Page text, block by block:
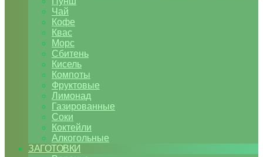
Чай
Кофе
Квас
Морс
Сбитень
Кисель
Компоты
Фруктовые
Лимонад
Газированные
Соки
Коктейли
Алкогольные
ЗАГОТОВКИ